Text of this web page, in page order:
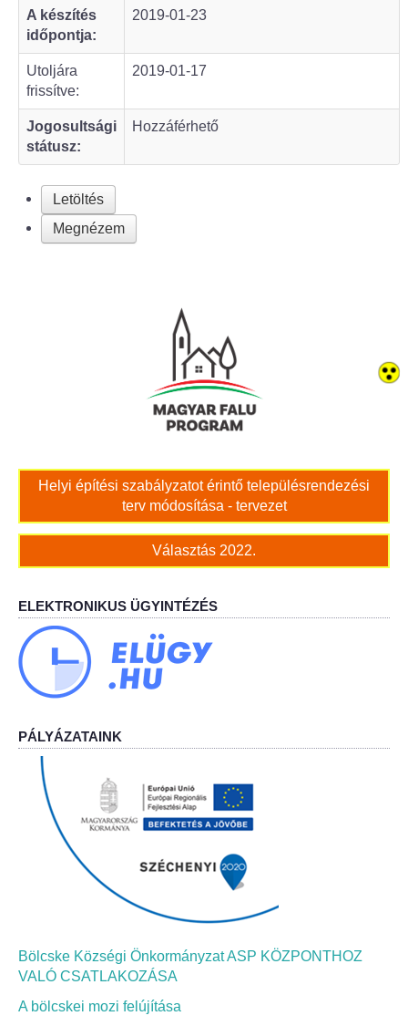
Turizmus
Látnivalók
Szállások
Egyházak, civilek
Református Egyház
Bölcskei Sportegyesület
Bölcskei Sólymok Íjász Baráti Kör
Amatőr Színjátszó Társulat Egyesület
Múló Évek Nyugdíjas Klub
Katolikus Egyház
Bölcskei Borbarát Egyesültet Klub
Bölcskei Önkéntes Tűzoltó Egyesület
Bölcskei Néptánc Egyesület
Bölcskei Klímakör
HIVATAL
Szervezeti felépítés
Dokumentumok
Szabályzatok
A készítés
időpontja:
2019-01-23
Utoljára
frissítve:
2019-01-17
Jogosultsági
státusz:
Hozzáférhető
Letöltés
Megnézem
Helyi építési szabályzatot érintő településrendezési
terv módosítása - tervezet
Választás 2022.
ELEKTRONIKUS ÜGYINTÉZÉS
PÁLYÁZATAINK
Bölcske Községi Önkormányzat ASP KÖZPONTHOZ
VALÓ CSATLAKOZÁSA
A bölcskei mozi felújítása